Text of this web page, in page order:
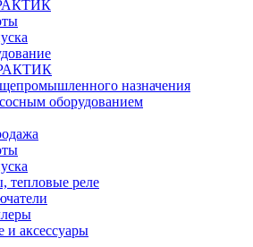
назначения
оборудованием
тепловые реле
и аксессуары